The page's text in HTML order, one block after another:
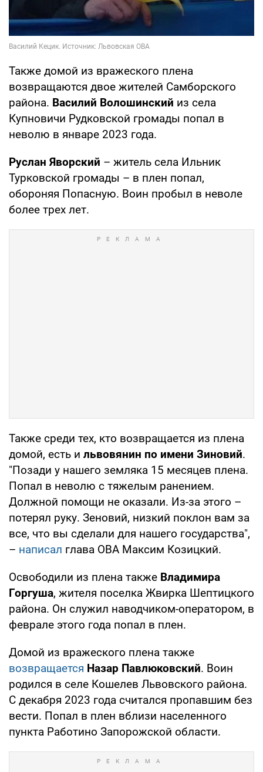
Также домой из вражеского плена
возвращаются двое жителей Самборского
района. Василий Волошинский из села
Купновичи Рудковской громады попал в
неволю в январе 2023 года.
Руслан Яворский – житель села Ильник
Турковской громады – в плен попал,
обороняя Попасную. Воин пробыл в неволе
более трех лет.
Также среди тех, кто возвращается из плена
домой, есть и львовянин по имени Зиновий.
"Позади у нашего земляка 15 месяцев плена.
Попал в неволю с тяжелым ранением.
Должной помощи не оказали. Из-за этого –
потерял руку. Зеновий, низкий поклон вам за
все, что вы сделали для нашего государства",
– написал глава ОВА Максим Козицкий.
Освободили из плена также Владимира
Горгуша, жителя поселка Жвирка Шептицкого
района. Он служил наводчиком-оператором, в
феврале этого года попал в плен.
Домой из вражеского плена также
возвращается Назар Павлюковский. Воин
родился в селе Кошелев Львовского района.
С декабря 2023 года считался пропавшим без
вести. Попал в плен вблизи населенного
пункта Работино Запорожской области.